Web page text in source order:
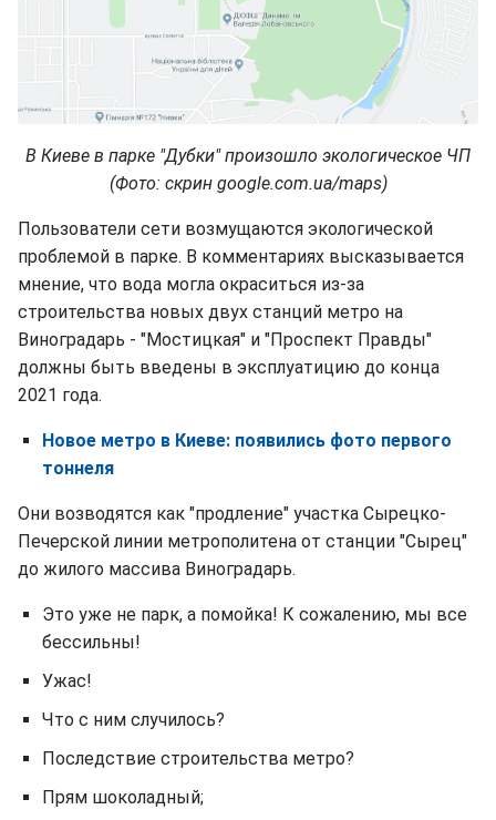
В Киеве в парке "Дубки" произошло экологическое ЧП
(Фото: скрин google.com.ua/maps)
Пользователи сети возмущаются экологической
проблемой в парке. В комментариях высказывается
мнение, что вода могла окраситься из-за
строительства новых двух станций метро на
Виноградарь - "Мостицкая" и "Проспект Правды"
должны быть введены в эксплуатицию до конца
2021 года.
Новое метро в Киеве: появились фото первого
тоннеля
Они возводятся как "продление" участка Сырецко-
Печерской линии метрополитена от станции "Сырец"
до жилого массива Виноградарь.
Это уже не парк, а помойка! К сожалению, мы все
бессильны!
Ужас!
Что с ним случилось?
Последствие строительства метро?
Прям шоколадный;